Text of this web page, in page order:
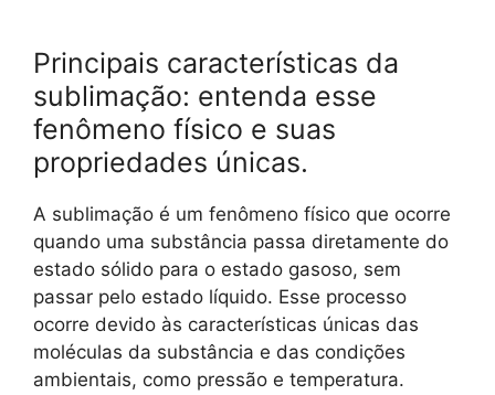
Principais características da
sublimação: entenda esse
fenômeno físico e suas
propriedades únicas.
A sublimação é um fenômeno físico que ocorre
quando uma substância passa diretamente do
estado sólido para o estado gasoso, sem
passar pelo estado líquido. Esse processo
ocorre devido às características únicas das
moléculas da substância e das condições
ambientais, como pressão e temperatura.